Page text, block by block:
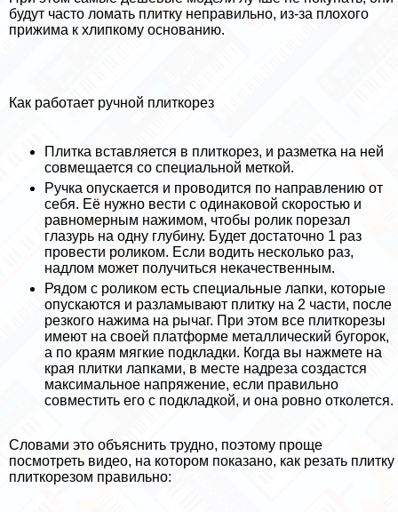
будут часто ломать плитку неправильно, из-за плохого
прижима к хлипкому основанию.
Как работает ручной плиткорез
Плитка вставляется в плиткорез, и разметка на ней
совмещается со специальной меткой.
Ручка опускается и проводится по направлению от
себя. Её нужно вести с одинаковой скоростью и
равномерным нажимом, чтобы ролик порезал
глазурь на одну глубину. Будет достаточно 1 раз
провести роликом. Если водить несколько раз,
надлом может получиться некачественным.
Рядом с роликом есть специальные лапки, которые
опускаются и разламывают плитку на 2 части, после
резкого нажима на рычаг. При этом все плиткорезы
имеют на своей платформе металлический бугорок,
а по краям мягкие подкладки. Когда вы нажмете на
края плитки лапками, в месте надреза создастся
максимальное напряжение, если правильно
совместить его с подкладкой, и она ровно отколется.
Словами это объяснить трудно, поэтому проще
посмотреть видео, на котором показано, как резать плитку
плиткорезом правильно: